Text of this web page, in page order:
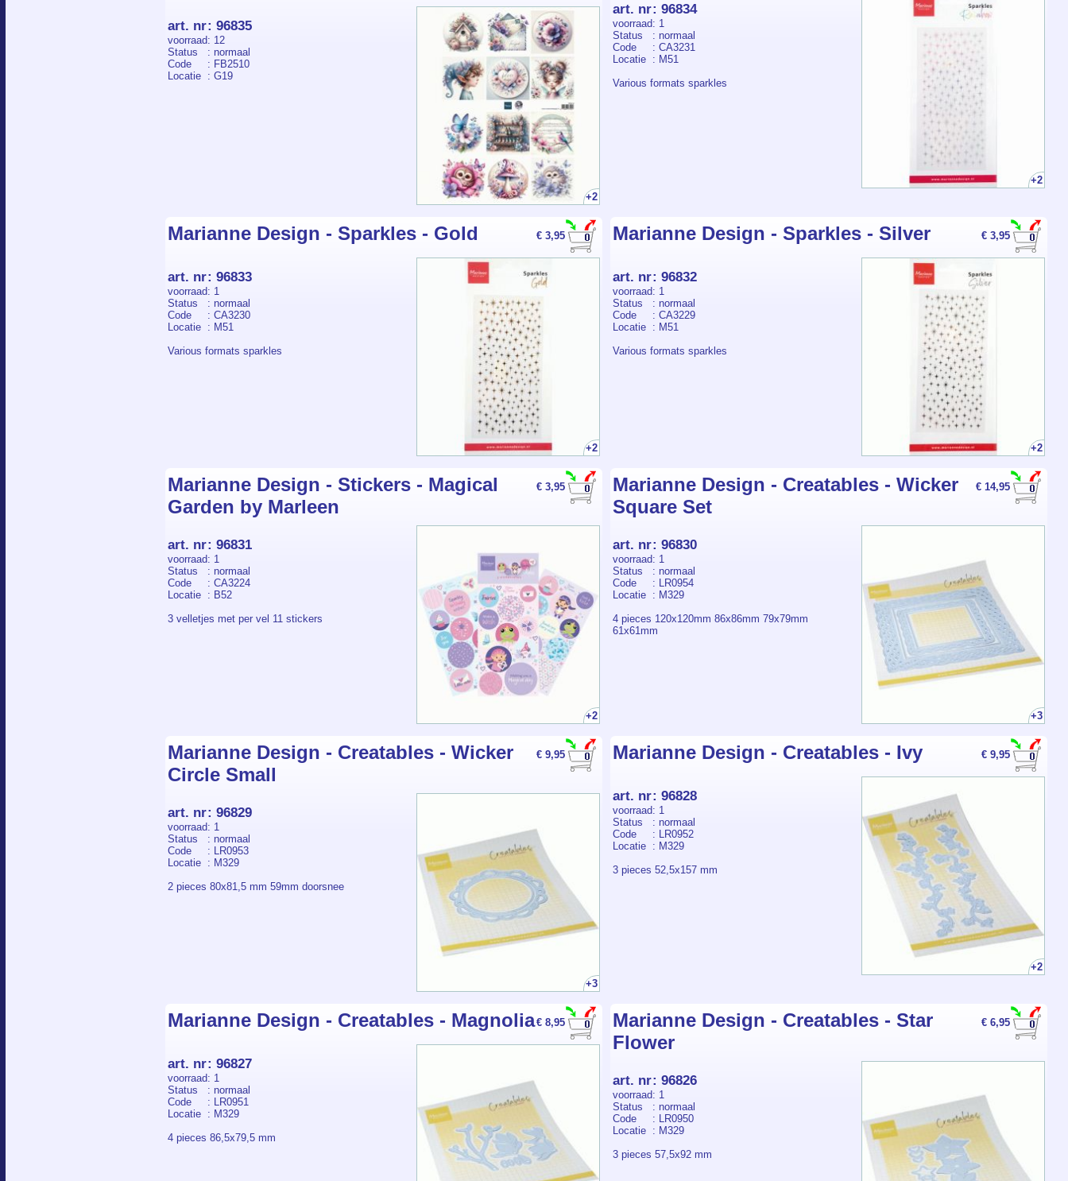
+2
art. nr: 96835
voorraad: 12
Status
: normaal
Code
: FB2510
Locatie
: G19
+2
art. nr: 96834
voorraad: 1
Status
: normaal
Code
: CA3231
Locatie
: M51
Various formats sparkles
€ 3,95
Marianne Design - Sparkles - Gold
+2
art. nr: 96833
voorraad: 1
Status
: normaal
Code
: CA3230
Locatie
: M51
Various formats sparkles
€ 3,95
Marianne Design - Sparkles - Silver
+2
art. nr: 96832
voorraad: 1
Status
: normaal
Code
: CA3229
Locatie
: M51
Various formats sparkles
€ 3,95
Marianne Design - Stickers - Magical
Garden by Marleen
+2
art. nr: 96831
voorraad: 1
Status
: normaal
Code
: CA3224
Locatie
: B52
3 velletjes met per vel 11 stickers
€ 14,95
Marianne Design - Creatables - Wicker
Square Set
+3
art. nr: 96830
voorraad: 1
Status
: normaal
Code
: LR0954
Locatie
: M329
4 pieces 120x120mm 86x86mm 79x79mm
61x61mm
€ 9,95
Marianne Design - Creatables - Wicker
Circle Small
+3
art. nr: 96829
voorraad: 1
Status
: normaal
Code
: LR0953
Locatie
: M329
2 pieces 80x81,5 mm 59mm doorsnee
€ 9,95
Marianne Design - Creatables - Ivy
+2
art. nr: 96828
voorraad: 1
Status
: normaal
Code
: LR0952
Locatie
: M329
3 pieces 52,5x157 mm
€ 8,95
Marianne Design - Creatables - Magnolia
art. nr: 96827
voorraad: 1
Status
: normaal
Code
: LR0951
Locatie
: M329
4 pieces 86,5x79,5 mm
€ 6,95
Marianne Design - Creatables - Star
Flower
art. nr: 96826
voorraad: 1
Status
: normaal
Code
: LR0950
Locatie
: M329
3 pieces 57,5x92 mm